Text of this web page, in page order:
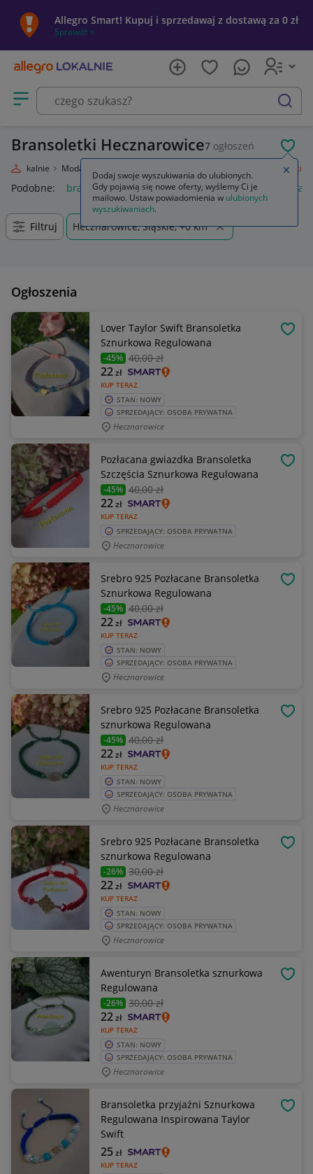
Allegro Smart! Kupuj i sprzedawaj z dostawą za 0 zł
Sprawdź »
Otwórz menu z kategoriami
szukaj
Bransoletki Hecznarowice7 ogłoszeń
Lokalnie Moda Bransoletki
Podobne: bransoletki bransoletki złote 585 bransoletki
Filtruj Hecznarowice, Śląskie, +0 km
Ogłoszenia
Lover Taylor Swift Bransoletka
Sznurkowa Regulowana
-45% 40,00 zł
KUP TERAZ
22zł
STAN: NOWY
SPRZEDAJĄCY: OSOBA PRYWATNA
Hecznarowice
Pozłacana gwiazdka Bransoletka
Szczęścia Sznurkowa Regulowana
-45% 40,00 zł
KUP TERAZ
22zł
SPRZEDAJĄCY: OSOBA PRYWATNA
Hecznarowice
Srebro 925 Pozłacane Bransoletka
Sznurkowa Regulowana
-45% 40,00 zł
KUP TERAZ
22zł
STAN: NOWY
SPRZEDAJĄCY: OSOBA PRYWATNA
Hecznarowice
Srebro 925 Pozłacane Bransoletka
sznurkowa Regulowana
-45% 40,00 zł
KUP TERAZ
22zł
STAN: NOWY
SPRZEDAJĄCY: OSOBA PRYWATNA
Hecznarowice
Srebro 925 Pozłacane Bransoletka
sznurkowa Regulowana
-26% 30,00 zł
KUP TERAZ
22zł
STAN: NOWY
SPRZEDAJĄCY: OSOBA PRYWATNA
Hecznarowice
Awenturyn Bransoletka sznurkowa
Regulowana
-26% 30,00 zł
KUP TERAZ
22zł
STAN: NOWY
SPRZEDAJĄCY: OSOBA PRYWATNA
Hecznarowice
Bransoletka przyjaźni Sznurkowa
Regulowana Inspirowana Taylor
Swift
KUP TERAZ
25zł
Dodaj swoje wyszukiwania do ulubionych.
Gdy pojawią się nowe oferty, wyślemy Ci je
mailowo. Ustaw powiadomienia w ulubionych
wyszukiwaniach.